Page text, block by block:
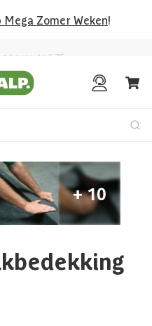
Mega Zomer Weken!
8.6 /10